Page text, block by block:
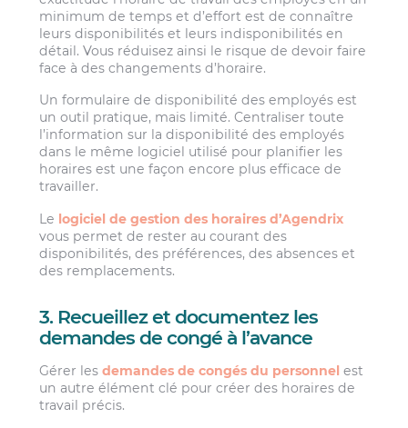
minimum de temps et d’effort est de connaître
leurs disponibilités et leurs indisponibilités en
détail. Vous réduisez ainsi le risque de devoir faire
face à des changements d’horaire.
Un formulaire de disponibilité des employés est
un outil pratique, mais limité. Centraliser toute
l’information sur la disponibilité des employés
dans le même logiciel utilisé pour planifier les
horaires est une façon encore plus efficace de
travailler.
Le logiciel de gestion des horaires d’Agendrix
vous permet de rester au courant des
disponibilités, des préférences, des absences et
des remplacements.
3. Recueillez et documentez les
demandes de congé à l’avance
Gérer lesdemandes de congés du personnel est
un autre élément clé pour créer des horaires de
travail précis.